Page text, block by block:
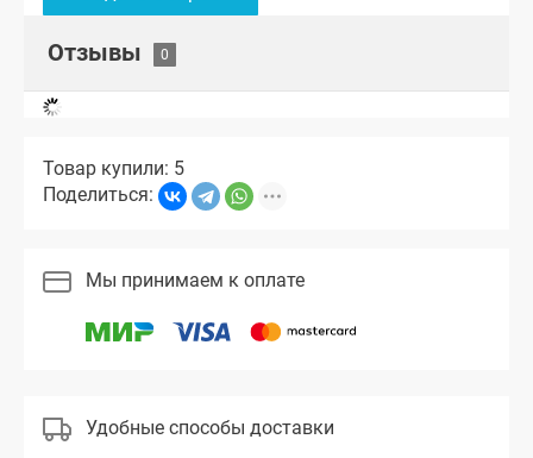
Отзывы
Товар купили: 5
Поделиться:
Мы принимаем к оплате
Удобные способы доставки